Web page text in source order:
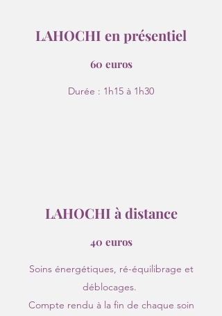
LAHOCHI en présentiel
60 euros
Durée : 1h15 à 1h30
LAHOCHI à distance
40 euros
Soins énergétiques, ré-équilibrage et
déblocages.
Compte rendu à la fin de chaque soin